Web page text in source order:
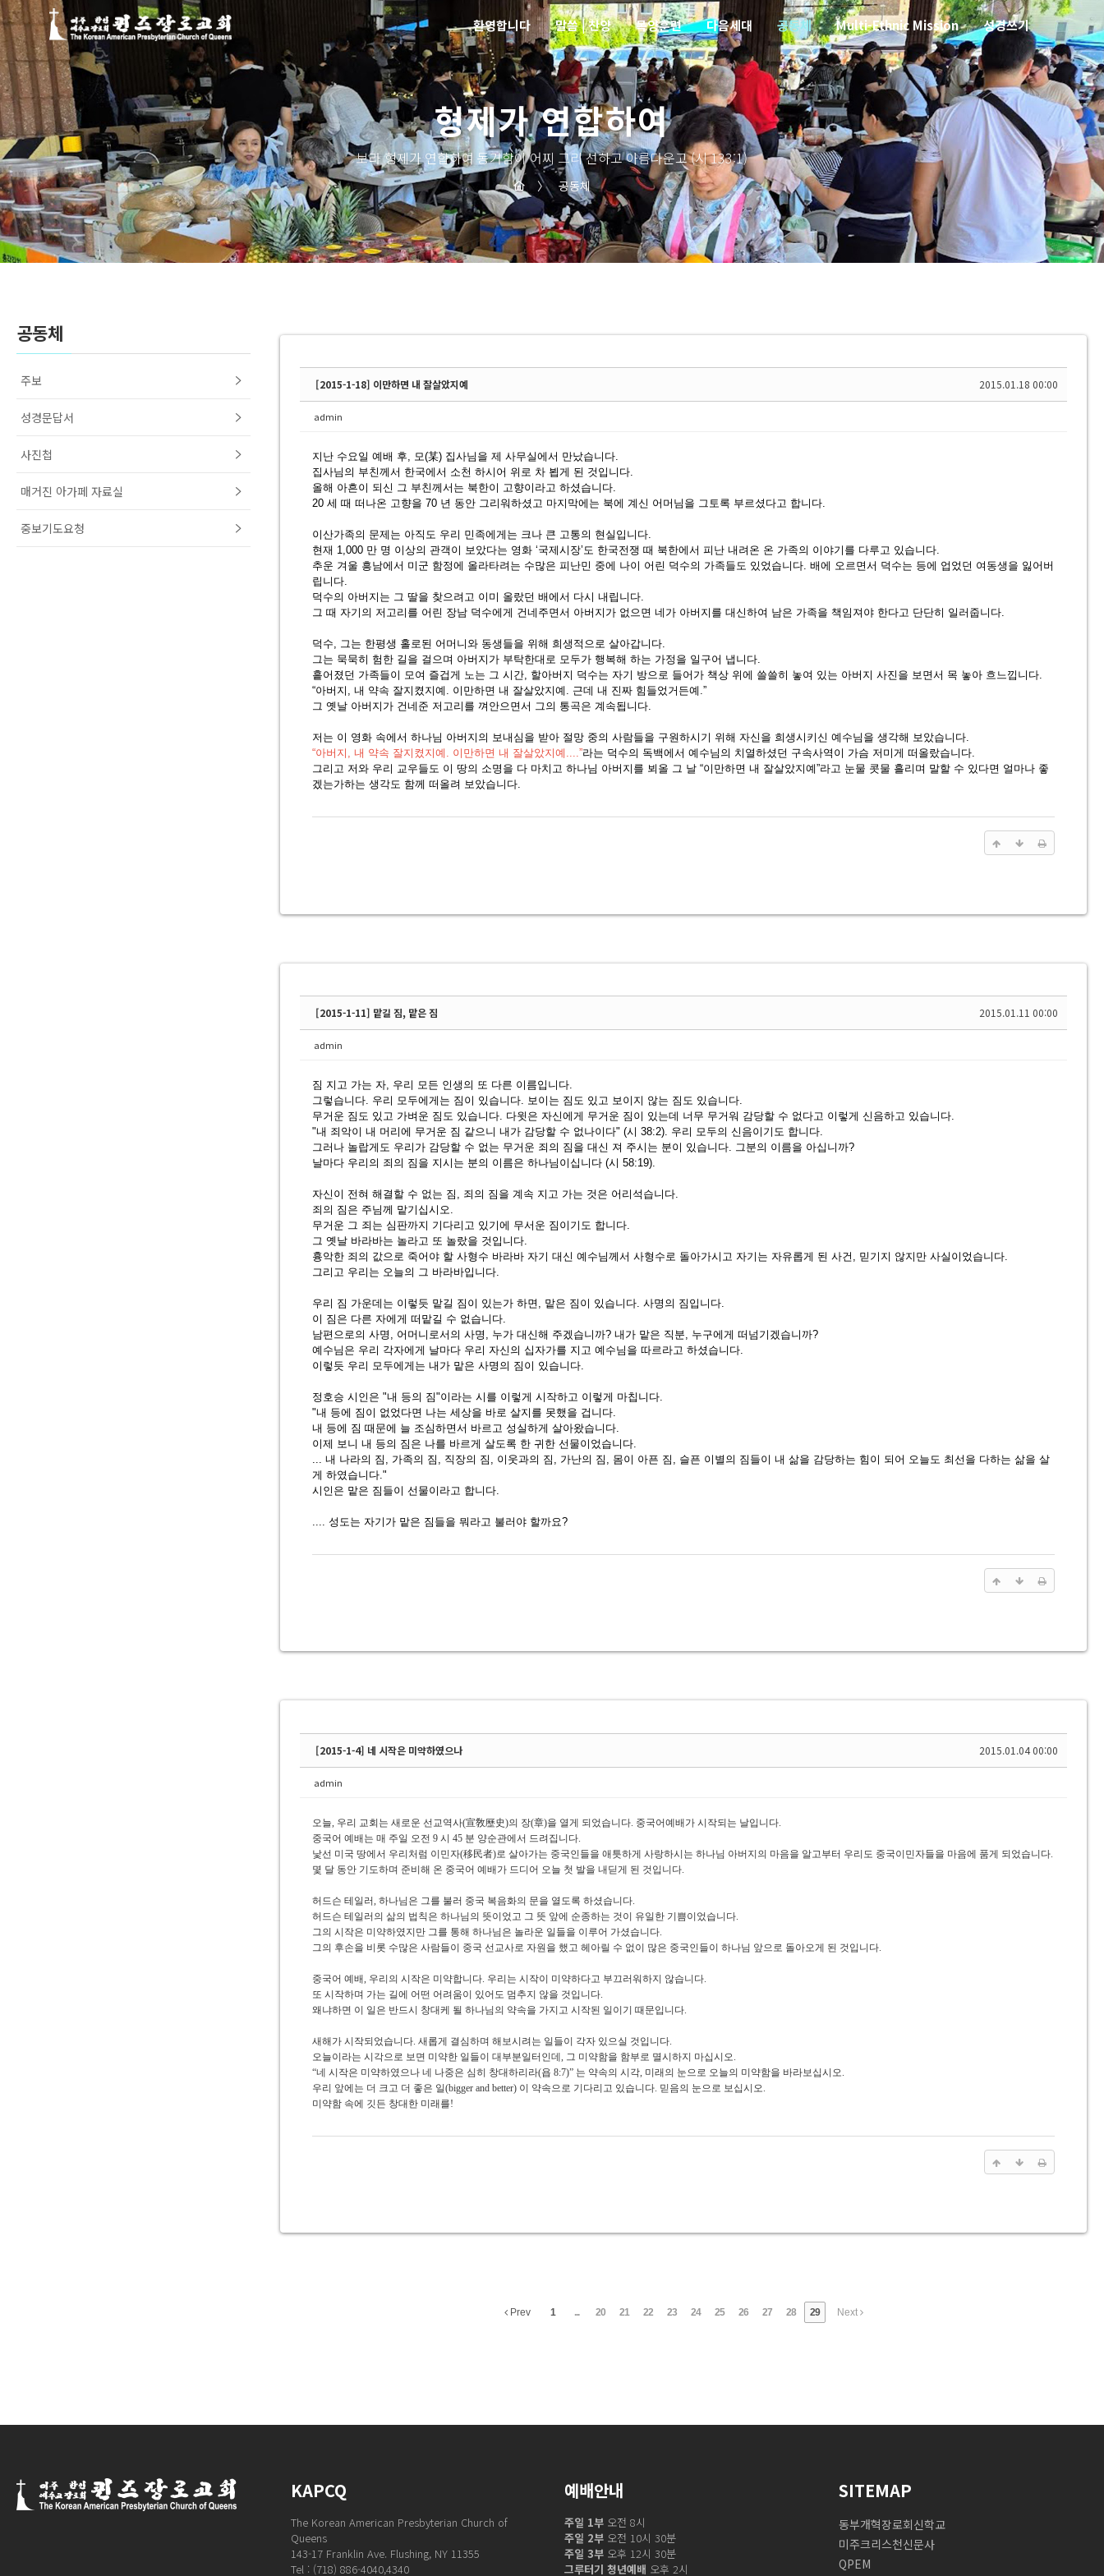
환영합니다 말씀 | 찬양 목양훈련 다음세대 공동체 Multi-Ethnic Mission 성경쓰기
형제가 연합하여
보라 형제가 연합하여 동거함이 어찌 그리 선하고 아름다운고 (시 133:1)
〉 공동체
2015.01.18 00:00
[2015-1-18] 이만하면 내 잘살았지예
admin
지난 수요일 예배 후, 모(某) 집사님을 제 사무실에서 만났습니다.
집사님의 부친께서 한국에서 소천 하시어 위로 차 뵙게 된 것입니다.
올해 아흔이 되신 그 부친께서는 북한이 고향이라고 하셨습니다.
20 세 때 떠나온 고향을 70 년 동안 그리워하셨고 마지막에는 북에 계신 어머님을 그토록 부르셨다고 합니다.
이산가족의 문제는 아직도 우리 민족에게는 크나 큰 고통의 현실입니다.
현재 1,000 만 명 이상의 관객이 보았다는 영화 ‘국제시장’도 한국전쟁 때 북한에서 피난 내려온 온 가족의 이야기를 다루고 있습니다.
추운 겨울 흥남에서 미군 함정에 올라타려는 수많은 피난민 중에 나이 어린 덕수의 가족들도 있었습니다. 배에 오르면서 덕수는 등에 업었던 여동생을 잃어버
립니다.
덕수의 아버지는 그 딸을 찾으려고 이미 올랐던 배에서 다시 내립니다.
그 때 자기의 저고리를 어린 장남 덕수에게 건네주면서 아버지가 없으면 네가 아버지를 대신하여 남은 가족을 책임져야 한다고 단단히 일러줍니다.
덕수, 그는 한평생 홀로된 어머니와 동생들을 위해 희생적으로 살아갑니다.
그는 묵묵히 험한 길을 걸으며 아버지가 부탁한대로 모두가 행복해 하는 가정을 일구어 냅니다.
흩어졌던 가족들이 모여 즐겁게 노는 그 시간, 할아버지 덕수는 자기 방으로 들어가 책상 위에 쓸쓸히 놓여 있는 아버지 사진을 보면서 목 놓아 흐느낍니다.
“아버지, 내 약속 잘지켰지예. 이만하면 내 잘살았지예. 근데 내 진짜 힘들었거든예.”
그 옛날 아버지가 건네준 저고리를 껴안으면서 그의 통곡은 계속됩니다.
저는 이 영화 속에서 하나님 아버지의 보내심을 받아 절망 중의 사람들을 구원하시기 위해 자신을 희생시키신 예수님을 생각해 보았습니다.
“아버지, 내 약속 잘지켰지예. 이만하면 내 잘살았지예....”라는 덕수의 독백에서 예수님의 치열하셨던 구속사역이 가슴 저미게 떠올랐습니다.
그리고 저와 우리 교우들도 이 땅의 소명을 다 마치고 하나님 아버지를 뵈올 그 날 “이만하면 내 잘살았지예”라고 눈물 콧물 흘리며 말할 수 있다면 얼마나 좋
겠는가하는 생각도 함께 떠올려 보았습니다.
2015.01.11 00:00
[2015-1-11] 맡길 짐, 맡은 짐
admin
짐 지고 가는 자, 우리 모든 인생의 또 다른 이름입니다.
그렇습니다. 우리 모두에게는 짐이 있습니다. 보이는 짐도 있고 보이지 않는 짐도 있습니다.
무거운 짐도 있고 가벼운 짐도 있습니다. 다윗은 자신에게 무거운 짐이 있는데 너무 무거워 감당할 수 없다고 이렇게 신음하고 있습니다.
"내 죄악이 내 머리에 무거운 짐 같으니 내가 감당할 수 없나이다" (시 38:2). 우리 모두의 신음이기도 합니다.
그러나 놀랍게도 우리가 감당할 수 없는 무거운 죄의 짐을 대신 져 주시는 분이 있습니다. 그분의 이름을 아십니까?
날마다 우리의 죄의 짐을 지시는 분의 이름은 하나님이십니다 (시 58:19).
자신이 전혀 해결할 수 없는 짐, 죄의 짐을 계속 지고 가는 것은 어리석습니다.
죄의 짐은 주님께 맡기십시오.
무거운 그 죄는 심판까지 기다리고 있기에 무서운 짐이기도 합니다.
그 옛날 바라바는 놀라고 또 놀랐을 것입니다.
흉악한 죄의 값으로 죽어야 할 사형수 바라바 자기 대신 예수님께서 사형수로 돌아가시고 자기는 자유롭게 된 사건, 믿기지 않지만 사실이었습니다.
그리고 우리는 오늘의 그 바라바입니다.
우리 짐 가운데는 이렇듯 맡길 짐이 있는가 하면, 맡은 짐이 있습니다. 사명의 짐입니다.
이 짐은 다른 자에게 떠맡길 수 없습니다.
남편으로의 사명, 어머니로서의 사명, 누가 대신해 주겠습니까? 내가 맡은 직분, 누구에게 떠넘기겠습니까?
예수님은 우리 각자에게 날마다 우리 자신의 십자가를 지고 예수님을 따르라고 하셨습니다.
이렇듯 우리 모두에게는 내가 맡은 사명의 짐이 있습니다.
정호승 시인은 "내 등의 짐"이라는 시를 이렇게 시작하고 이렇게 마칩니다.
"내 등에 짐이 없었다면 나는 세상을 바로 살지를 못했을 겁니다.
내 등에 짐 때문에 늘 조심하면서 바르고 성실하게 살아왔습니다.
이제 보니 내 등의 짐은 나를 바르게 살도록 한 귀한 선물이었습니다.
... 내 나라의 짐, 가족의 짐, 직장의 짐, 이웃과의 짐, 가난의 짐, 몸이 아픈 짐, 슬픈 이별의 짐들이 내 삶을 감당하는 힘이 되어 오늘도 최선을 다하는 삶을 살
게 하였습니다."
시인은 맡은 짐들이 선물이라고 합니다.
.... 성도는 자기가 맡은 짐들을 뭐라고 불러야 할까요?
2015.01.04 00:00
[2015-1-4] 네 시작은 미약하였으나
admin
오늘, 우리 교회는 새로운 선교역사(宣敎歷史)의 장(章)을 열게 되었습니다. 중국어예배가 시작되는 날입니다.
중국어 예배는 매 주일 오전 9 시 45 분 양순관에서 드려집니다.
낯선 미국 땅에서 우리처럼 이민자(移民者)로 살아가는 중국인들을애틋하게 사랑하시는 하나님 아버지의 마음을 알고부터 우리도 중국이민자들을 마음에 품게 되었습니다.
몇 달 동안 기도하며 준비해 온 중국어 예배가 드디어 오늘 첫 발을내딛게 된 것입니다.
허드슨 테일러, 하나님은 그를 불러 중국 복음화의 문을 열도록 하셨습니다.
허드슨테일러의 삶의 법칙은 하나님의 뜻이었고 그 뜻 앞에 순종하는 것이 유일한 기쁨이었습니다.
그의 시작은 미약하였지만 그를 통해 하나님은 놀라운 일들을 이루어 가셨습니다.
그의 후손을 비롯 수많은 사람들이 중국 선교사로 자원을 했고 헤아릴 수 없이 많은 중국인들이 하나님 앞으로 돌아오게 된 것입니다.
중국어 예배, 우리의 시작은 미약합니다. 우리는 시작이 미약하다고 부끄러워하지 않습니다.
또 시작하며 가는 길에 어떤 어려움이 있어도 멈추지 않을 것입니다.
왜냐하면 이 일은 반드시 창대케 될 하나님의 약속을 가지고 시작된 일이기때문입니다.
새해가 시작되었습니다. 새롭게 결심하며 해보시려는 일들이 각자 있으실 것입니다.
오늘이라는 시각으로 보면 미약한 일들이 대부분일터인데, 그 미약함을 함부로 멸시하지 마십시오.
“네 시작은 미약하였으나 네 나중은 심히 창대하리라(욥 8:7)” 는 약속의 시각, 미래의 눈으로 오늘의 미약함을 바라보십시오.
우리 앞에는 더 크고 더 좋은 일(bigger and better) 이 약속으로 기다리고 있습니다. 믿음의 눈으로 보십시오.
미약함 속에 깃든 창대한 미래를!
Prev 1 ... 20 21 22 23 24 25 26 27 28 29 Next
공동체
주보
성경문답서
사진첩
매거진 아가페 자료실
중보기도요청
KAPCQ
The Korean American Presbyterian Church of
Queens
143-17 Franklin Ave. Flushing, NY 11355
Tel : (718) 886-4040,4340
예배안내
주일 1부 오전 8시
주일 2부 오전 10시 30분
주일 3부 오후 12시 30분
그루터기 청년예배 오후 2시
SITEMAP
동부개혁장로회신학교
미주크리스천신문사
QPEM